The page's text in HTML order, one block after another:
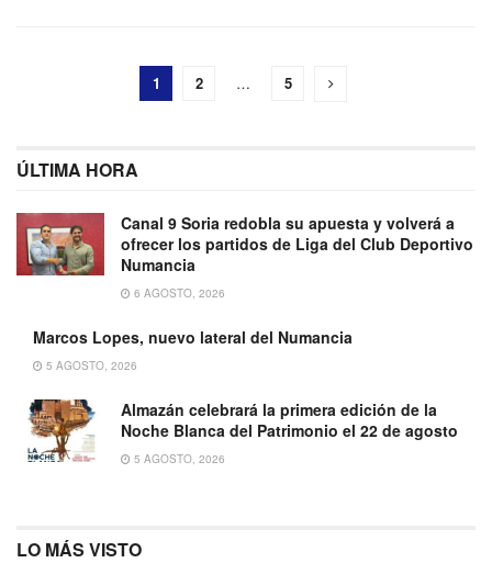
1 2 … 5
ÚLTIMA HORA
Canal 9 Soria redobla su apuesta y volverá a
ofrecer los partidos de Liga del Club Deportivo
Numancia
6 AGOSTO, 2026
Marcos Lopes, nuevo lateral del Numancia
5 AGOSTO, 2026
Almazán celebrará la primera edición de la
Noche Blanca del Patrimonio el 22 de agosto
5 AGOSTO, 2026
LO MÁS VISTO